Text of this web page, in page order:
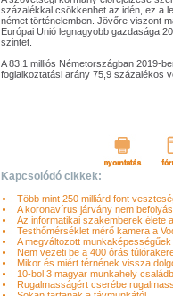
százalékkal csökkenhet az idén, ez a
német történelemben. Jövőre viszont
Európai Unió legnagyobb gazdasága
szintet.
A 83,1 milliós Németországban 2019-
foglalkoztatási arány 75,9 százalékos
Kapcsolódó cikkek:
Több mint 250 milliárd font
A koronavírus járvány nem
Az informatikai szakemberek élete
Testhőmérséklet mérő kamera a
A megváltozott
Nem vezeti be a 400 órás
Mikor és miért térnének vissza
10-bol 3 magyar munkahely
Rugalmasságért cserébe